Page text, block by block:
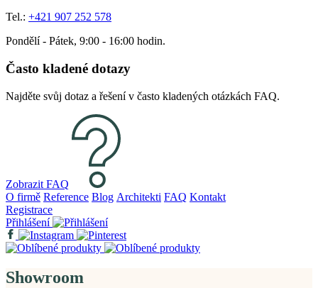
Tel.: +421 907 252 578
Pondělí - Pátek, 9:00 - 16:00 hodin.
Často kladené dotazy
Najděte svůj dotaz a řešení v často kladených otázkách FAQ.
Zobrazit FAQ
O firmě Reference Blog Architekti FAQ Kontakt
Registrace
Přihlášení
Showroom